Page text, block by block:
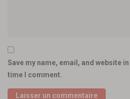
Save my name, email, and website
time I comment.